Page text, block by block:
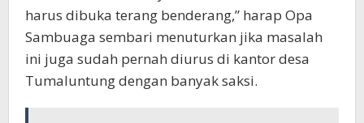
harus dibuka terang benderang,” harap Opa
Sambuaga sembari menuturkan jika masalah
ini juga sudah pernah diurus di kantor desa
Tumaluntung dengan banyak saksi.